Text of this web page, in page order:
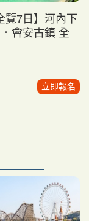
覽7日】河內下
會安古鎮 全
立即報名